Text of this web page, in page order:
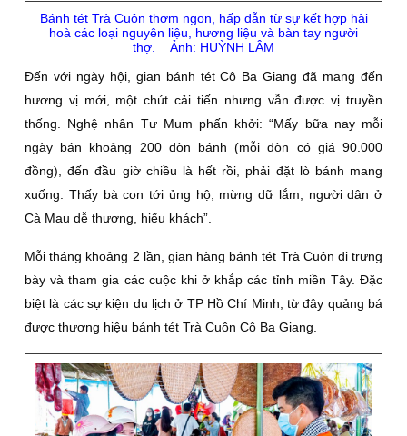
Bánh tét Trà Cuôn thơm ngon, hấp dẫn từ sự kết hợp hài
hoà các loại nguyên liệu, hương liệu và bàn tay người
thợ. Ảnh: HUỲNH LÂM
Ðến với ngày hội, gian bánh tét Cô Ba Giang đã mang đến
hương vị mới, một chút cải tiến nhưng vẫn được vị truyền
thống. Nghệ nhân Tư Mum phấn khởi: “Mấy bữa nay mỗi
ngày bán khoảng 200 đòn bánh (mỗi đòn có giá 90.000
đồng), đến đầu giờ chiều là hết rồi, phải đặt lò bánh mang
xuống. Thấy bà con tới ủng hộ, mừng dữ lắm, người dân ở
Cà Mau dễ thương, hiếu khách”.
Mỗi tháng khoảng 2 lần, gian hàng bánh tét Trà Cuôn đi trưng
bày và tham gia các cuộc khi ở khắp các tỉnh miền Tây. Ðặc
biệt là các sự kiện du lịch ở TP Hồ Chí Minh; từ đây quảng bá
được thương hiệu bánh tét Trà Cuôn Cô Ba Giang.